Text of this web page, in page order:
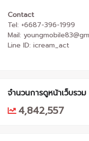
Contact
Tel: +6687-396-1999
Mail:
Line ID: icream_act
จำนวนการดูหน้าเว็บรวม
4,842,557